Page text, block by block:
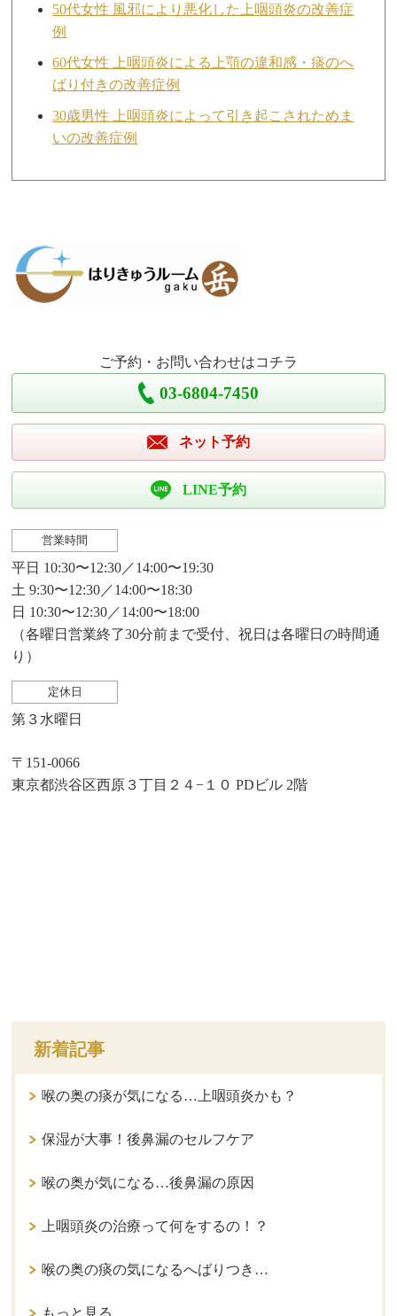
50代女性 風邪により悪化した上咽頭炎の改善症
例
60代女性 上咽頭炎による上顎の違和感・痰のへ
ばり付きの改善症例
30歳男性 上咽頭炎によって引き起こされためま
いの改善症例
ご予約・お問い合わせはコチラ
03-6804-7450
ネット予約
LINE予約
営業時間
平日 10:30〜12:30／14:00〜19:30
土 9:30〜12:30／14:00〜18:30
日 10:30〜12:30／14:00〜18:00
（各曜日営業終了30分前まで受付、祝日は各曜日の時間通
り）
定休日
第３水曜日
〒151-0066
東京都渋谷区西原３丁目２４−１０ PDビル 2階
新着記事
喉の奥の痰が気になる…上咽頭炎かも？
保湿が大事！後鼻漏のセルフケア
喉の奥が気になる…後鼻漏の原因
上咽頭炎の治療って何をするの！？
喉の奥の痰の気になるへばりつき…
もっと見る